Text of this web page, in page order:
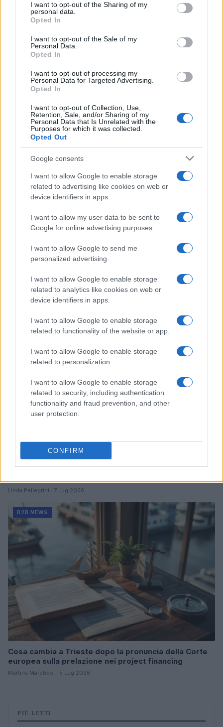
not limited to your visit or usage behaviour. You may click to
grant or deny consent to Google and its third-party tags to
use your data for below specified purposes in below Google
consent section.
I want to opt-out of the Sharing of my
personal data.
Opted In
I want to opt-out of the Sale of my
Personal Data.
Opted In
I want to opt-out of processing my
Personal Data for Targeted Advertising.
Opted In
I want to opt-out of Collection, Use,
Retention, Sale, and/or Sharing of my
Personal Data that Is Unrelated with the
Purposes for which it was collected.
Opted Out
Google consents
I want to allow Google to enable storage
related to advertising like cookies on web or
device identifiers in apps.
I want to allow my user data to be sent to
Google for online advertising purposes.
I want to allow Google to send me
personalized advertising.
I want to allow Google to enable storage
related to analytics like cookies on web or
device identifiers in apps.
I want to allow Google to enable storage
related to functionality of the website or app.
I want to allow Google to enable storage
related to personalization.
I want to allow Google to enable storage
related to security, including authentication
functionality and fraud prevention, and other
user protection.
CONFIRM
Continua a leggere
B2B NEWS
Ripensare le tecnologie umanitarie oltre i criteri dei
donatori
B2B NEWS
Acquisizione Fincantieri-WSense: i fondatori restano
Linda Pellegrini · 7 Lug 2026
B2B NEWS
Cosa cambia a Trieste dopo la pronuncia della Corte
europea sulla prelazione nei project financing
Martina Marchesi · 5 Lug 2026
PIÙ LETTI